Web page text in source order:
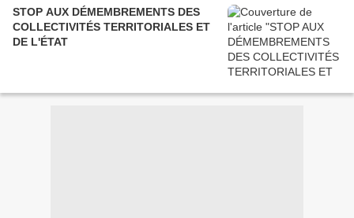
STOP AUX DÉMEMBREMENTS DES
COLLECTIVITÉS TERRITORIALES ET
DE L'ÉTAT